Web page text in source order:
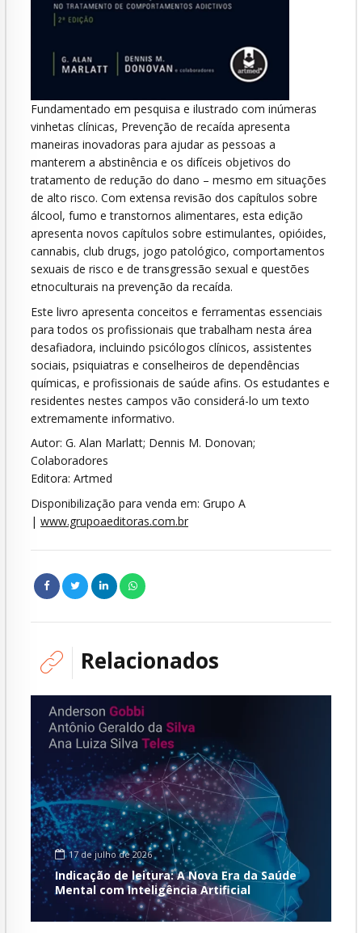
Fundamentado em pesquisa e ilustrado com inúmeras
vinhetas clínicas, Prevenção de recaída apresenta
maneiras inovadoras para ajudar as pessoas a
manterem a abstinência e os difíceis objetivos do
tratamento de redução do dano – mesmo em situações
de alto risco. Com extensa revisão dos capítulos sobre
álcool, fumo e transtornos alimentares, esta edição
apresenta novos capítulos sobre estimulantes, opióides,
cannabis, club drugs, jogo patológico, comportamentos
sexuais de risco e de transgressão sexual e questões
etnoculturais na prevenção da recaída.
Este livro apresenta conceitos e ferramentas essenciais
para todos os profissionais que trabalham nesta área
desafiadora, incluindo psicólogos clínicos, assistentes
sociais, psiquiatras e conselheiros de dependências
químicas, e profissionais de saúde afins. Os estudantes e
residentes nestes campos vão considerá-lo um texto
extremamente informativo.
Autor: G. Alan Marlatt; Dennis M. Donovan;
Colaboradores
Editora: Artmed
Disponibilização para venda em: Grupo A
| www.grupoaeditoras.com.br
Relacionados
17 de julho de 2026
Indicação de leitura: A Nova Era da Saúde
Mental com Inteligência Artificial